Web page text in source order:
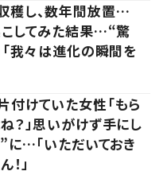
穫し、数年間放置…
してみた結果…“驚
「我々は進化の瞬間を
けていた女性「もら
？」思いがけず手にし
に…「いただいておき
！」